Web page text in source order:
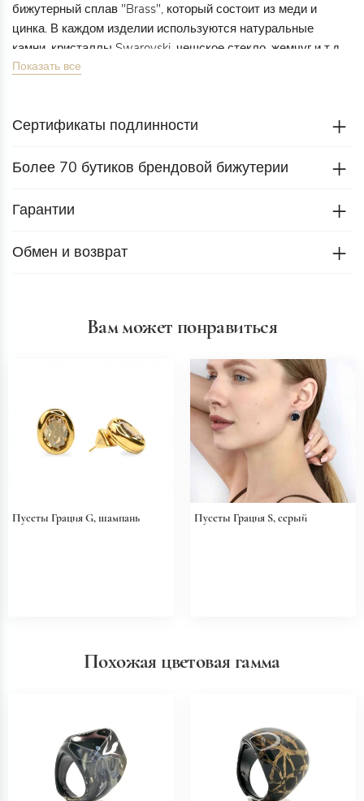
бижутерный сплав "Brass", который состоит из меди и
цинка. В каждом изделии используются натуральные
камни, кристаллы Swarovski, чешское стекло, жемчуг и т.д.
Все украшения уникальны и сделаны вручную.
Показать все
Сертификаты подлинности
Более 70 бутиков брендовой бижутерии
Гарантии
Обмен и возврат
Вам может понравиться
Пусеты Грация G, шампань Пусеты Грация S, серый
Похожая цветовая гамма